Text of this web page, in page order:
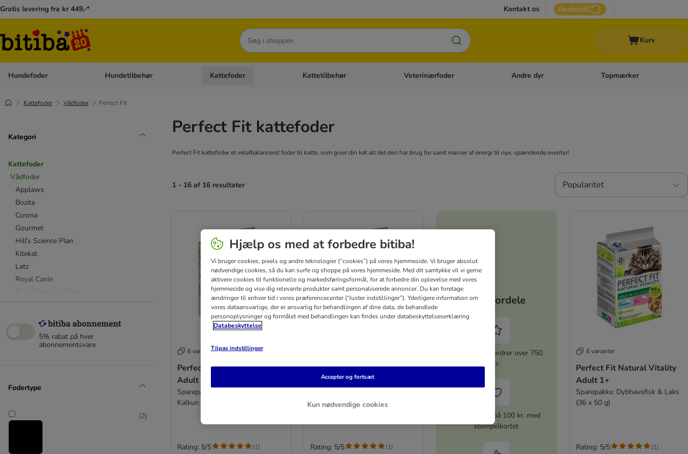
Gratis levering fra kr 449,-* Kontakt os Genbestil
Søg
Kurv
Hundefoder Åben kategori menu: Hundefoder
Hundetilbehør Åben kategori menu: Hundetilbehør
Kattefoder Åben kategori menu: Kattefoder
Kattetilbehør Åben kategori menu: Kattetilbehør
Veterinærfoder Åben kategori menu: Veterinærfoder
Andre dyr Åben kategori menu: Andre
Topmærker
Kattefoder Vådfoder Perfect Fit
Kategori
Kattefoder
Vådfoder
Applaws
Bozita
Cosma
Gourmet
Hill's Science Plan
Kitekat
Latz
Royal Canin
Beaphar
catz finefood
5% rabat på hver
abonnementsvare
Fodertype
(2)
Perfect Fit kattefoder
Perfect Fit kattefoder et velafbalanceret foder til katte, som giver din kat alt det den har brug for samt masser af energi til nye, spændende eventyr!
1 - 16 af 16 resultater Popularitet
6 varianter
Perfect Fit Natural Vitality
Adult 1+
Sparepakke: Dybhavsfisk &
Kalkun (36 x 50 g)
Rating: 5/5 (1)
Perfect Fit Natural Vitality
Adult 1+
x 50 g)
Rating: 5/5 (1)
Dine fordele
5% rabat for ordrer over 750
kr.
Værdikupon på 100 kr. med
stempelkortet
6 varianter
Perfect Fit Natural Vitality
Adult 1+
Sparepakke: Dybhavsfisk & Laks
(36 x 50 g)
Rating: 5/5 (1)
Hjælp os med at forbedre bitiba!
Vi bruger cookies, pixels og andre teknologier (“cookies”) på vores hjemmeside. Vi bruger absolut
nødvendige cookies, så du kan surfe og shoppe på vores hjemmeside. Med dit samtykke vil vi gerne
aktivere cookies til funktionelle og markedsføringsformål, for at forbedre din oplevelse med vores
hjemmeside og vise dig relevante produkter samt personaliserede annoncer. Du kan foretage
ændringer til enhver tid i vores præferencecenter (“Juster indstillinger”). Yderligere information om
vores dataansvarlige, der er ansvarlig for behandlingen af ​​dine data, de behandlede
personoplysninger og formålet med behandlingen kan findes under databeskyttelseserklæring
Databeskyttelse
Tilpas indstillinger
Kun nødvendige cookies
Accepter og fortsæt